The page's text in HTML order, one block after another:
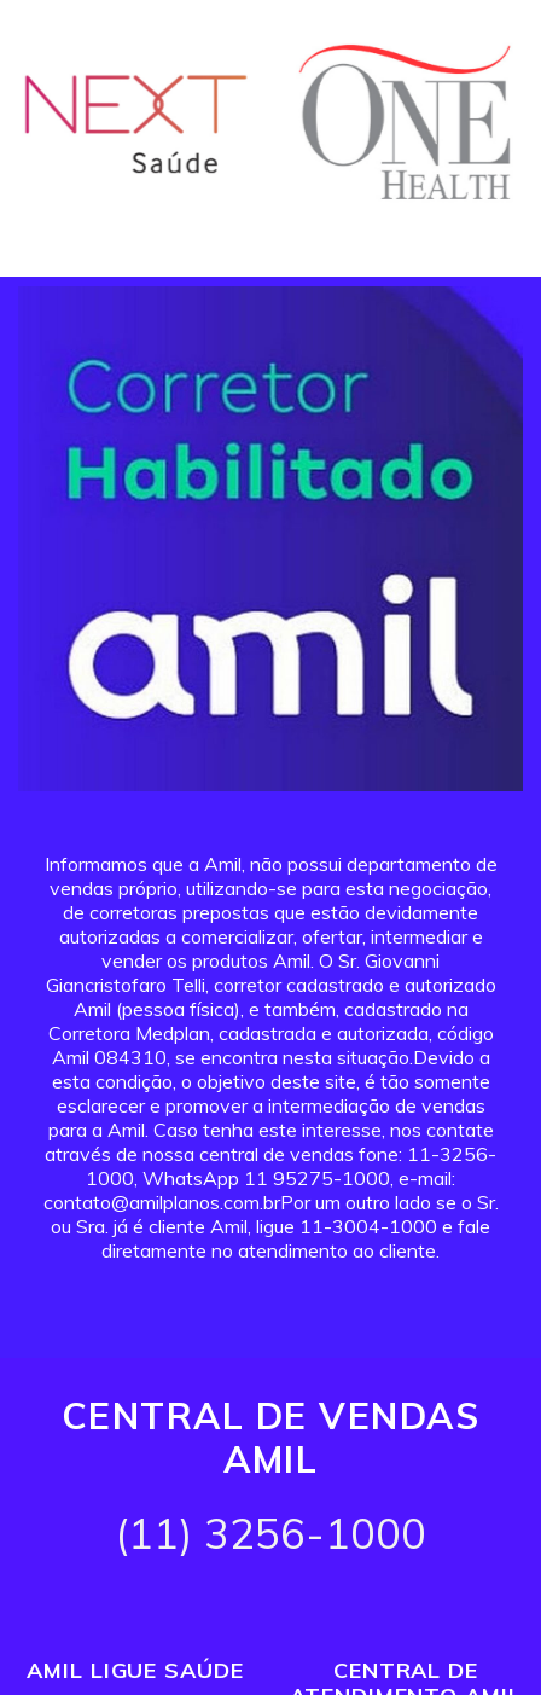
Informamos que a Amil, não possui departamento de
vendas próprio, utilizando-se para esta negociação,
de corretoras prepostas que estão devidamente
autorizadas a comercializar, ofertar, intermediar e
vender os produtos Amil. O Sr. Giovanni
Giancristofaro Telli, corretor cadastrado e autorizado
Amil (pessoa física), e também, cadastrado na
Corretora Medplan, cadastrada e autorizada, código
Amil 084310, se encontra nesta situação.Devido a
esta condição, o objetivo deste site, é tão somente
esclarecer e promover a intermediação de vendas
para a Amil. Caso tenha este interesse, nos contate
através de nossa central de vendas fone: 11-3256-
1000, WhatsApp 11 95275-1000, e-mail:
contato@amilplanos.com.brPor um outro lado se o Sr.
ou Sra. já é cliente Amil, ligue 11-3004-1000 e fale
diretamente no atendimento ao cliente.
CENTRAL DE VENDAS
AMIL
(11) 3256-1000
AMIL LIGUE SAÚDE
CENTRAL DE